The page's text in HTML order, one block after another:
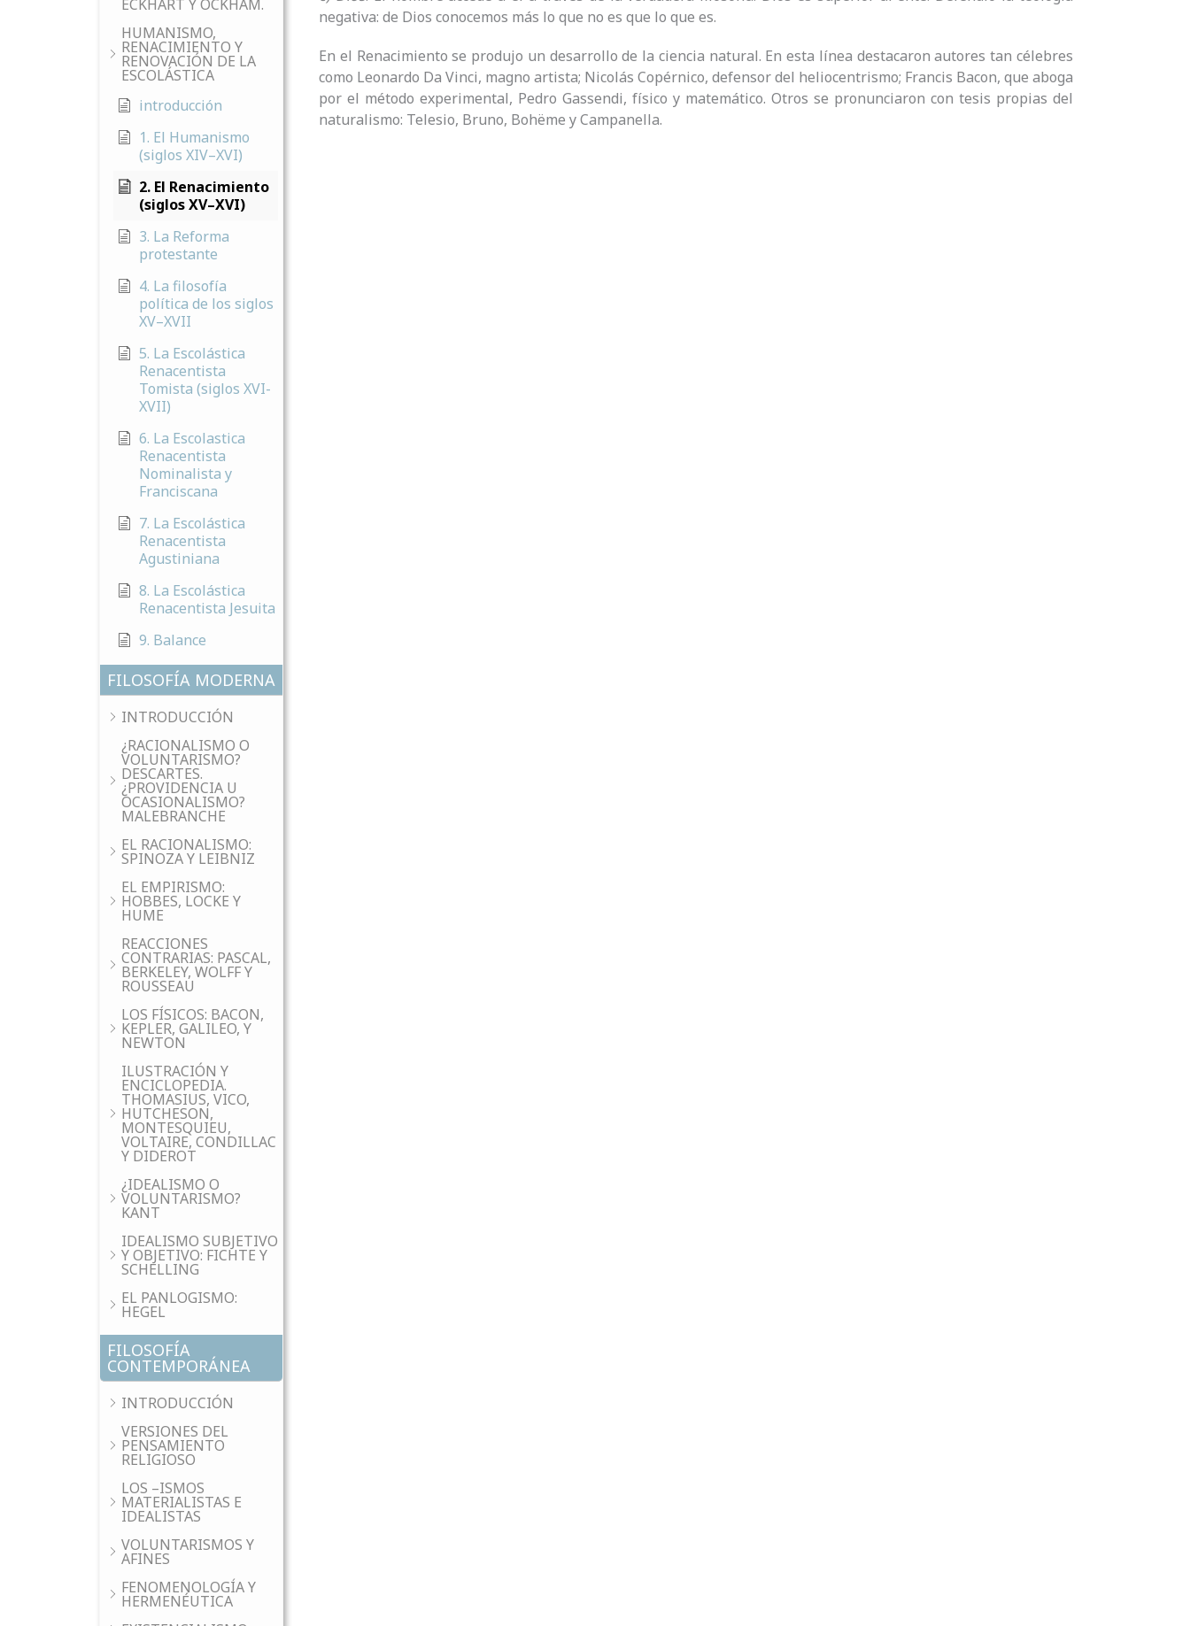
ECKHART Y OCKHAM.
HUMANISMO,
RENACIMIENTO Y
RENOVACIÓN DE LA
ESCOLÁSTICA
introducción
1. El Humanismo
(siglos XIV–XVI)
2. El Renacimiento
(siglos XV–XVI)
3. La Reforma
protestante
4. La filosofía
política de los siglos
XV–XVII
5. La Escolástica
Renacentista
Tomista (siglos XVI-
XVII)
6. La Escolastica
Renacentista
Nominalista y
Franciscana
7. La Escolástica
Renacentista
Agustiniana
8. La Escolástica
Renacentista Jesuita
9. Balance
FILOSOFÍA MODERNA
INTRODUCCIÓN
¿RACIONALISMO O
VOLUNTARISMO?
DESCARTES.
¿PROVIDENCIA U
OCASIONALISMO?
MALEBRANCHE
EL RACIONALISMO:
SPINOZA Y LEIBNIZ
EL EMPIRISMO:
HOBBES, LOCKE Y
HUME
REACCIONES
CONTRARIAS: PASCAL,
BERKELEY, WOLFF Y
ROUSSEAU
LOS FÍSICOS: BACON,
KEPLER, GALILEO, Y
NEWTON
ILUSTRACIÓN Y
ENCICLOPEDIA.
THOMASIUS, VICO,
HUTCHESON,
MONTESQUIEU,
VOLTAIRE, CONDILLAC
Y DIDEROT
¿IDEALISMO O
VOLUNTARISMO?
KANT
IDEALISMO SUBJETIVO
Y OBJETIVO: FICHTE Y
SCHELLING
EL PANLOGISMO:
HEGEL
FILOSOFÍA
CONTEMPORÁNEA
INTRODUCCIÓN
VERSIONES DEL
PENSAMIENTO
RELIGIOSO
LOS –ISMOS
MATERIALISTAS E
IDEALISTAS
VOLUNTARISMOS Y
AFINES
FENOMENOLOGÍA Y
HERMENÉUTICA
negativa: de Dios conocemos más lo que no es que lo que es.
En el Renacimiento se produjo un desarrollo de la ciencia natural. En esta línea destacaron autores tan célebres
como Leonardo Da Vinci, magno artista; Nicolás Copérnico, defensor del heliocentrismo; Francis Bacon, que aboga
por el método experimental, Pedro Gassendi, físico y matemático. Otros se pronunciaron con tesis propias del
naturalismo: Telesio, Bruno, Bohëme y Campanella.